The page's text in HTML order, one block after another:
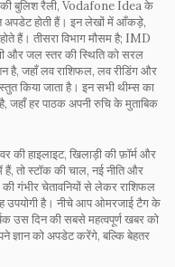
की बुलिश रैली, Vodafone Idea के
अपडेट होती हैं। इन लेखों में आँकड़े,
हैं। तीसरा विभाग मौसम है; IMD
और जल स्तर की स्थिति को सरल
है, जहाँ लव राशिफल, लव रीडिंग और
किया जाता है। इन सभी थीम्स का
जहाँ हर पाठक अपनी रुचि के मुताबिक
हाइलाइट, खिलाड़ी की फ़ॉर्म और
हैं, तो स्टॉक की चाल, नई नीति और
गंभीर चेतावनियों से लेकर राशिफल
उपयोगी है। नीचे आपओमरजाईटैग के
उस दिन की सबसे महत्वपूर्ण खबर को
ज्ञान को अपडेट करेंगे, बल्कि बेहतर